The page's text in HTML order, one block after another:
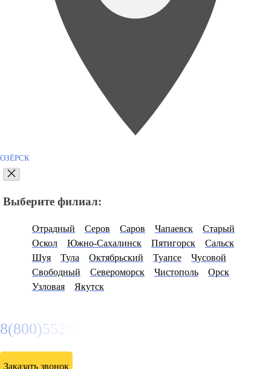
ОЗЁРСК
Выберите филиал:
Отрадный Серов Саров Чапаевск
Старый
Оскол
Южно-Сахалинск Пятигорск
Сальск
Шуя
Тула Октябрьский Туапсе
Чусовой
Свободный
Североморск Чистополь
Орск
Узловая
Якутск
8(800)5527584
Заказать звонок